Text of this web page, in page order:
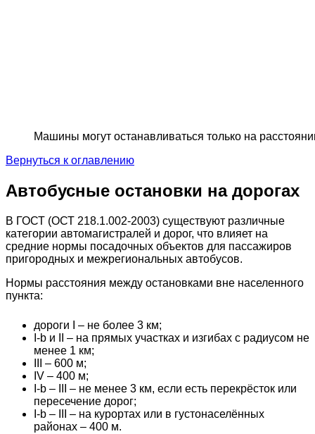
Машины могут останавливаться только на
Вернуться к оглавлению
Автобусные остановки на дорогах
В ГОСТ (ОСТ 218.1.002-2003) существуют различные
категории автомагистралей и дорог, что влияет на
средние нормы посадочных объектов для пассажиров
пригородных и межрегиональных автобусов.
Нормы расстояния между остановками вне населенного
пункта:
дороги I – не более 3 км;
I-b и II – на прямых участках и изгибах с радиусом не
менее 1 км;
III – 600 м;
IV – 400 м;
I-b – III – не менее 3 км, если есть перекрёсток или
пересечение дорог;
I-b – III – на курортах или в густонаселённых
районах – 400 м.